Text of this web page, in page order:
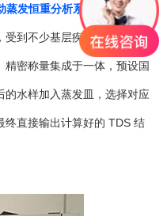
发恒重分析系统 因方法合
到不少基层疾控实验室的关
密称量集成于一体，预设国
的水样加入蒸发皿，选择对应
终直接输出计算好的 TDS 结